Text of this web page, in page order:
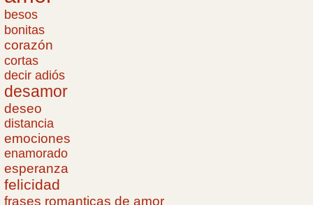
besos
bonitas
corazón
cortas
decir adiós
desamor
deseo
distancia
emociones
enamorado
esperanza
felicidad
frases romanticas de amor